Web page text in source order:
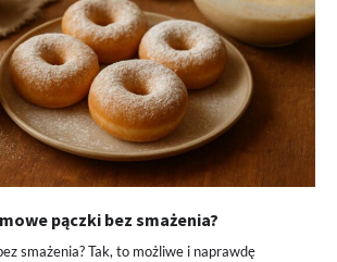
pączki bez smażenia?
smażenia? Tak, to możliwe i naprawdę